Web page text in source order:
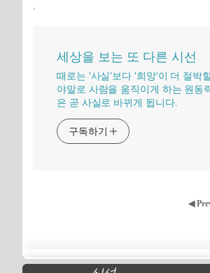
,
세상을 보는 또 다른 시선
때로는 '사실'보다 '희망'이 더 절박
야말로 사람을 움직이게 하는 원동
은 곧 사실로 바뀌게 됩니다.
구독하기
◀